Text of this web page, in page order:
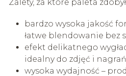
Zalety, za które paleta
bardzo wysoka jakość
łatwe blendowanie bez
efekt delikatnego
idealny do zdjęć i nagrań,
wysoka wydajność –